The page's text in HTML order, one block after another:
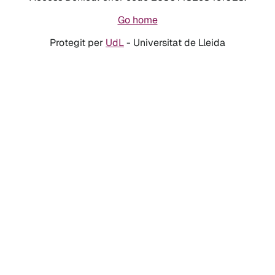
Go home
Protegit per UdL- Universitat de Lleida